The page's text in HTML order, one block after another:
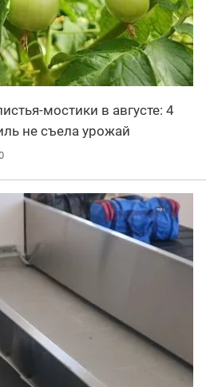
мостики в августе: 4
не съела урожай